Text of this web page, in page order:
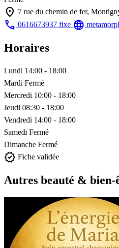
location_on 7 rue du chemin de fer,
call 0616673937 fixe language
Horaires
Lundi 14:00 - 18:00
Mardi Fermé
Mercredi 10:00 - 18:00
Jeudi 08:30 - 18:00
Vendredi 14:00 - 18:00
Samedi Fermé
Dimanche Fermé
verified Fiche validée
Autres beauté &